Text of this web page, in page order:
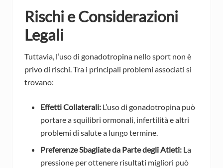
Rischi e Considerazioni
Legali
Tuttavia, l’uso di gonadotropina nello sport non è
privo di rischi. Tra i principali problemi associati si
trovano:
Effetti Collaterali: L’uso di gonadotropina può
portare a squilibri ormonali, infertilità e altri
problemi di salute a lungo termine.
Preferenze Sbagliate da Parte degli Atleti: La
pressione per ottenere risultati migliori può